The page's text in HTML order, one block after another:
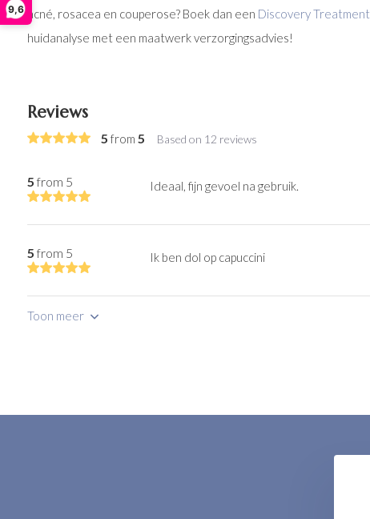
9,6
acné, rosacea en couperose? Boek dan een Discovery Treatment
huidanalyse met een maatwerk verzorgingsadvies!
Reviews
5 from 5 Based on 12 reviews
5 from 5 Ideaal, fijn gevoel na gebruik.
5 from 5 Ik ben dol op capuccini
Toon meer